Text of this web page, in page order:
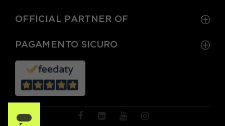
OFFICIAL PARTNER OF
PAGAMENTO SICURO